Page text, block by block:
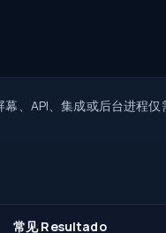
、API、集成或后台进程仅
常见 Resultado